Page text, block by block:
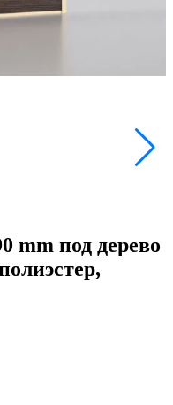
mm под дерево